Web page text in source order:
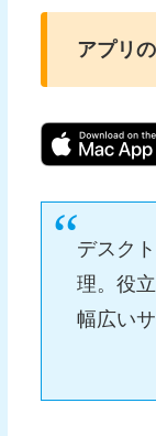
アプリ
デスク
理。役
幅広い